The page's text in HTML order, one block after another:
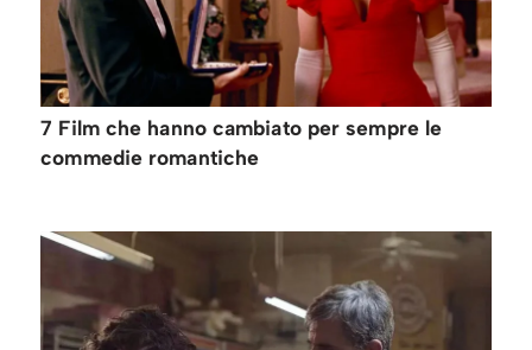
7 Film che hanno cambiato per sempre le
commedie romantiche